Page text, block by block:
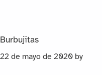
Burbujitas
22 de mayo de 2020 by